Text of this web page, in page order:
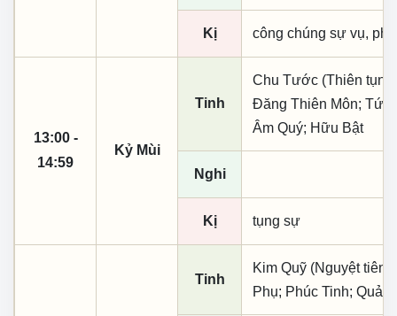
Kị công chúng sự vụ,
13:00 -
14:59
Kỷ Mùi
Tinh
Chu Tước (Thiên
Đăng Thiên Môn; Tứ
Âm Quý; Hữu Bật
Nghi
Kị tụng sự
Tinh
Kim Quỹ (Nguyệt
Phụ; Phúc Tinh; Quả